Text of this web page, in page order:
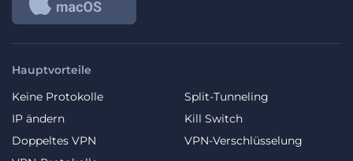
Hauptvorteile
Keine Protokolle
Split-Tunneling
IP ändern
Kill Switch
Doppeltes VPN
VPN-Verschlüsselung